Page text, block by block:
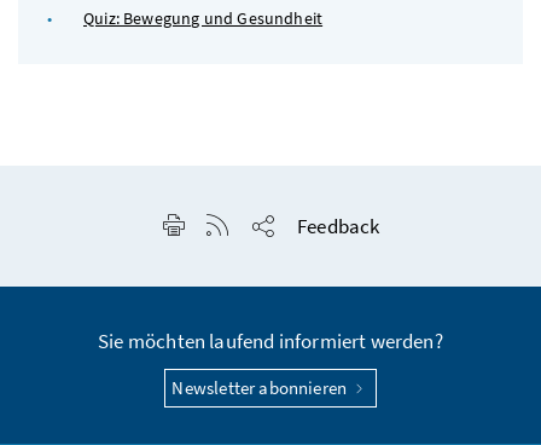
Quiz: Bewegung und Gesundheit
Seite drucken
RSS-Feed anzeigen
Feedback
Sie möchten laufend informiert werden?
Newsletter abonnieren